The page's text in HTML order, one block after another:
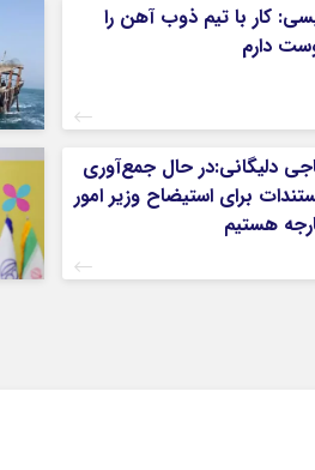
کار با تیم ذوب آهن را
دارم
دلیگانی:در حال جمع‌آوری
برای استیضاح وزیر امور
هستیم